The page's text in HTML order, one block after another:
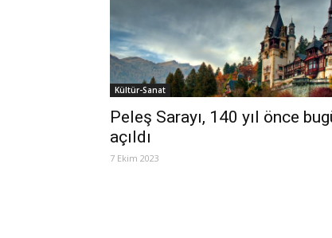
Kültür-Sanat
Peleş Sarayı, 140 yıl önce
açıldı
7 Ekim 2023